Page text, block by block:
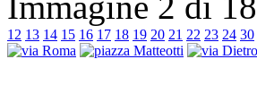
12 13 14 15 16 17 18 19 20 21 22 23 24 30